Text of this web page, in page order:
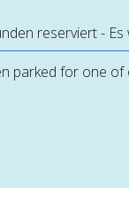
reserviert -
parked for one